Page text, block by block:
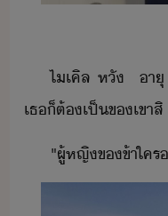
ไเคิล​ ​หั​ ​​​ ​าุ​
เธ​็​ต้​เป็​ข​เขา​สิ
"​ผู้หญิ​ข​ข้า​ใคร​